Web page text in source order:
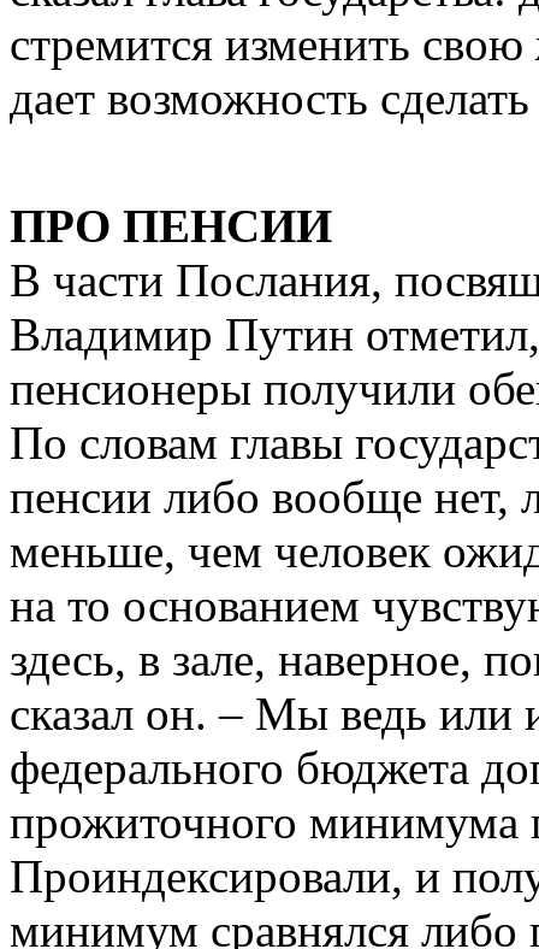
стремится изменить
дает возможность сделать
ПРО ПЕНСИИ
В части Послания,
Владимир Путин отметил,
пенсионеры получили
По словам главы
пенсии либо вообще нет,
меньше, чем человек
на то основанием
здесь, в зале, наверное,
сказал он. – Мы ведь или
федерального бюджета
прожиточного минимума
Проиндексировали, и
минимум сравнялся либо